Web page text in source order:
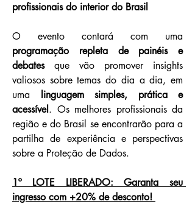
profissionais do interior do Brasil
programação repleta de painéis e
debates que vão promover insights
valiosos sobre temas do dia a dia, em
uma
linguagem simples, prática e
acessível. Os melhores profissionais da
região e do Brasil se encontrarão para a
partilha de experiência e perspectivas
sobre a Proteção de Dados.
1º LOTE LIBERADO: Garanta seu
ingresso com +20% de desconto!